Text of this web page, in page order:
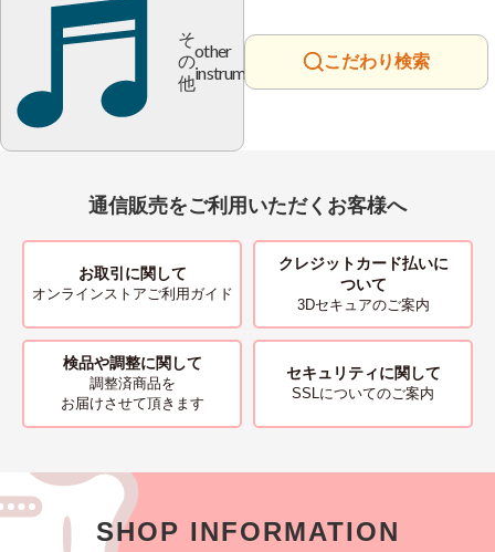
そ
の
他
other
instrument
こだわり検索
通信販売をご利用いただくお客様へ
お取引に関して
オンラインストアご利用ガイド
クレジットカード払いに
ついて
3Dセキュアのご案内
検品や調整に関して
調整済商品を
お届けさせて頂きます
セキュリティに関して
SSLについてのご案内
SHOP INFORMATION